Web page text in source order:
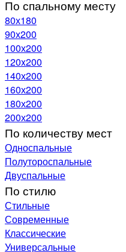
По спальному месту
80х180
90х200
100х200
120x200
140х200
160х200
180х200
200х200
По количеству мест
Односпальные
Полутороспальные
Двуспальные
По стилю
Стильные
Современные
Классические
Универсальные